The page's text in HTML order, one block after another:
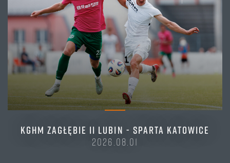
KGHM ZAGŁĘBIE II LUBIN - SPARTA KATOWICE
2026.08.01